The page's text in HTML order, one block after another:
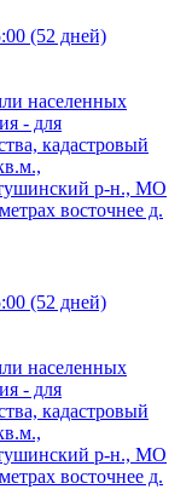
(52 дней)
населенных
- для
кадастровый
р-н., МО
восточнее д.
(52 дней)
населенных
- для
кадастровый
р-н., МО
восточнее д.